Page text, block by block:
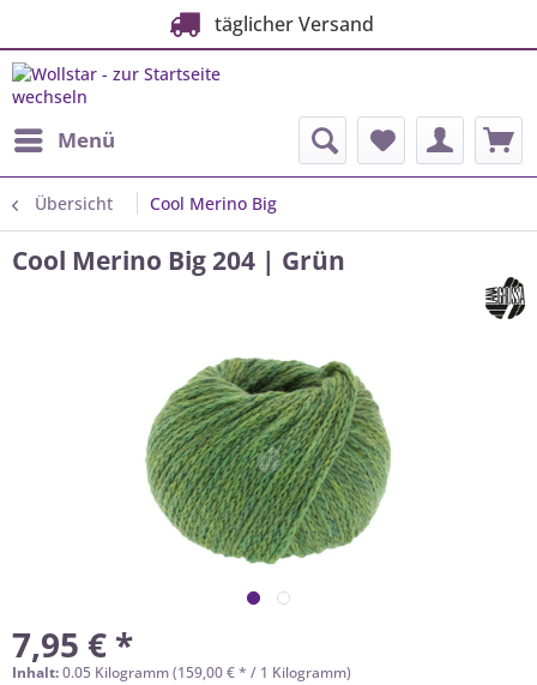
täglicher Versand
Menü
Übersicht Cool Merino Big
Cool Merino Big 204 | Grün
7,95 € *
Inhalt:0.05 Kilogramm (159,00 € * / 1 Kilogramm)